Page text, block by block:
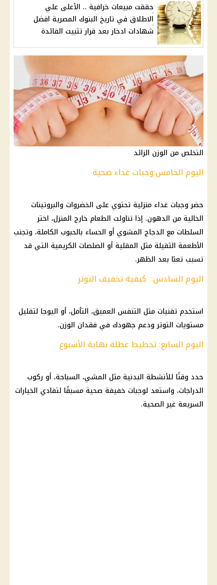
حققت مبيعات خرافية .. الأعلى علي
الاطلاق في تاريخ البنوك المصرية افضل
شهادات ادخار بعد قرار تثبيت الفائدة
التخلص من الوزن الزائد
اليوم الخامس:وجبات غداء صحية
حضر وجبات غداء منزلية تحتوي على الخضروات والبروتينات
الخالية من الدهون. إذا تناولت الطعام خارج المنزل، اختر
السلطات مع الدجاج المشوي أو الحساء بالحبوب الكاملة، وتجنب
الأطعمة الثقيلة مثل المقلية أو الصلصات الكريمية التي قد
تسبب تعبًا بعد الظهر.
اليوم السادس: كيفية تخفيف التوتر
استخدم تقنيات مثل التنفس العميق، التأمل، أو اليوجا لتقليل
مستويات التوتر ودعم جهودك في فقدان الوزن.
اليوم السابع: تخطيط عطلة نهاية الأسبوع
حدد وقتًا للأنشطة البدنية مثل المشي، السباحة، أو ركوب
الدراجات، واستعد لوجبات خفيفة صحية مسبقًا لتفادي الخيارات
السريعة غير الصحية.